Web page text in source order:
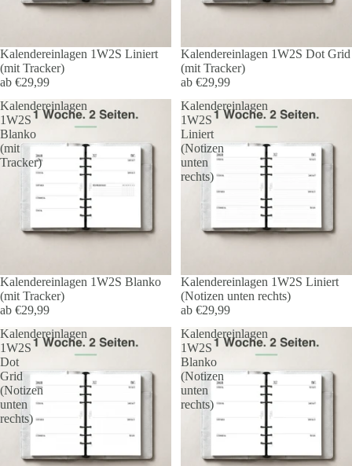
Kalendereinlagen 1W2S Liniert
(mit Tracker)
ab €29,99
Kalendereinlagen 1W2S Dot Grid
(mit Tracker)
ab €29,99
Kalendereinlagen
1W2S
Blanko
(mit
Tracker)
Kalendereinlagen 1W2S Blanko
(mit Tracker)
ab €29,99
Kalendereinlagen
1W2S
Liniert
(Notizen
unten
rechts)
Kalendereinlagen 1W2S Liniert
(Notizen unten rechts)
ab €29,99
Kalendereinlagen
1W2S
Dot
Grid
(Notizen
unten
rechts)
Kalendereinlagen
1W2S
Blanko
(Notizen
unten
rechts)